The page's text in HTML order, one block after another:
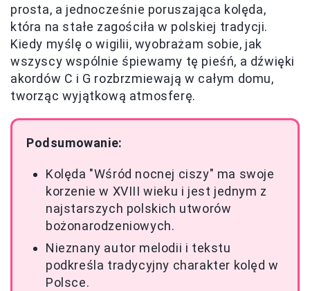
prosta, a jednocześnie poruszająca kolęda,
która na stałe zagościła w polskiej tradycji.
Kiedy myślę o wigilii, wyobrażam sobie, jak
wszyscy wspólnie śpiewamy tę pieśń, a dźwięki
akordów C i G rozbrzmiewają w całym domu,
tworząc wyjątkową atmosferę.
Podsumowanie:
Kolęda "Wśród nocnej ciszy" ma swoje
korzenie w XVIII wieku i jest jednym z
najstarszych polskich utworów
bożonarodzeniowych.
Nieznany autor melodii i tekstu
podkreśla tradycyjny charakter kolęd w
Polsce.